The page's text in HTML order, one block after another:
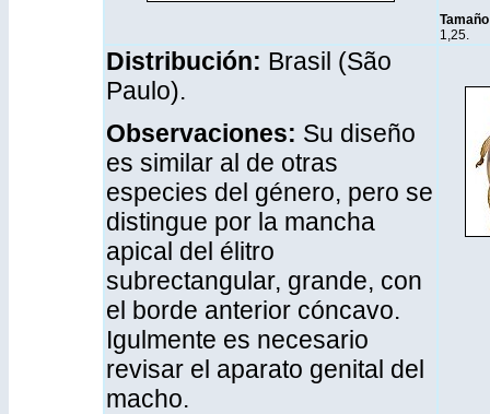
1,25.
Distribución: Brasil (São
Paulo).
Observaciones: Su diseño
es similar al de otras
especies del género, pero se
distingue por la mancha
apical del élitro
subrectangular, grande, con
el borde anterior cóncavo.
Igulmente es necesario
revisar el aparato genital del
macho.